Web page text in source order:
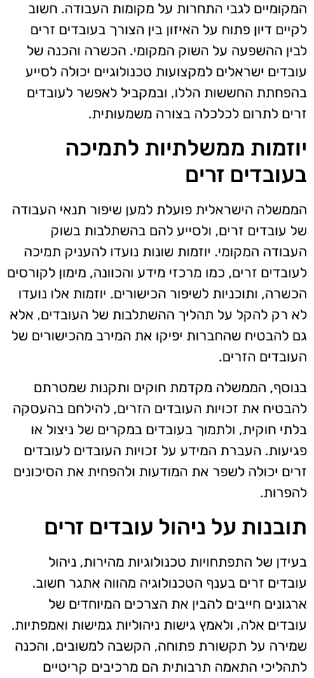
המקומיים לגבי התחרות על מקומות העבודה. חשוב
לקיים דיון פתוח על האיזון בין הצורך בעובדים זרים
לבין ההשפעה על השוק המקומי. הכשרה והכנה של
עובדים ישראלים למקצועות טכנולוגיים יכולה לסייע
בהפחתת החששות הללו, ובמקביל לאפשר לעובדים
זרים לתרום לכלכלה בצורה משמעותית.
יוזמות ממשלתיות לתמיכה
בעובדים זרים
הממשלה הישראלית פועלת למען שיפור תנאי העבודה
של עובדים זרים, ולסייע להם בהשתלבות בשוק
העבודה המקומי. יוזמות שונות נועדו להעניק תמיכה
לעובדים זרים, כמו מרכזי מידע והכוונה, מימון לקורסים
הכשרה, ותוכניות לשיפור הכישורים. יוזמות אלו נועדו
לא רק להקל על תהליך ההשתלבות של העובדים, אלא
גם להבטיח שהחברות יפיקו את המירב מהכישורים של
העובדים הזרים.
בנוסף, הממשלה מקדמת חוקים ותקנות שמטרתם
להבטיח את זכויות העובדים הזרים, להילחם בהעסקה
בלתי חוקית, ולתמוך בעובדים במקרים של ניצול או
פגיעות. העברת המידע על זכויות העובדים לעובדים
זרים יכולה לשפר את המודעות ולהפחית את הסיכונים
להפרות.
תובנות על ניהול עובדים זרים
בעידן של התפתחויות טכנולוגיות מהירות, ניהול
עובדים זרים בענף הטכנולוגיה מהווה אתגר חשוב.
ארגונים חייבים להבין את הצרכים המיוחדים של
עובדים אלה, ולאמץ גישות ניהוליות גמישות ואמפתיות.
שמירה על תקשורת פתוחה, הקשבה למשובים, והכנה
לתהליכי התאמה תרבותית הם מרכיבים קריטיים